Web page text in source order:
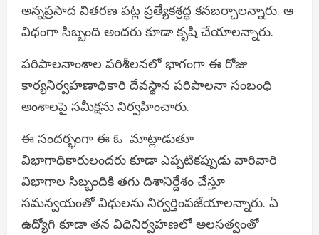
అన్నప్రసాద వితరణ పట్ల ప్రత్యేకశ్రద్ధ కనబర్చాలన్నారు. ఆ
విధంగా సిబ్బంది అందరు కూడా కృషి చేయాలన్నారు.
పరిపాలనాంశాల పరిశీలనలో భాగంగా ఈ రోజు
కార్యనిర్వహణాధికారి దేవస్థాన పరిపాలనా సంబంధి
అంశాలపై సమీక్షను నిర్వహించారు.
ఈ సందర్భంగా ఈ ఓ మాట్లాడుతూ
విభాగాధికారులందరు కూడా ఎప్పటికప్పుడు వారివారి
విభాగాల సిబ్బందికి తగు దిశానిర్దేశం చేస్తూ
సమన్వయంతో విధులను నిర్వర్తింపజేయాలన్నారు. ఏ
ఉద్యోగి కూడా తన విధినిర్వహణలో అలసత్వంతో